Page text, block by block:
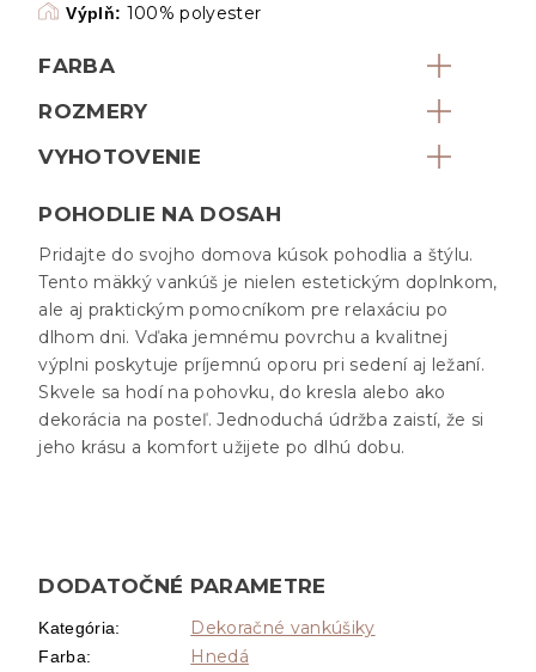
Výplň: 100% polyester
FARBA
ROZMERY
VYHOTOVENIE
POHODLIE NA DOSAH
Pridajte do svojho domova kúsok pohodlia a štýlu.
Tento mäkký vankúš je nielen estetickým doplnkom,
ale aj praktickým pomocníkom pre relaxáciu po
dlhom dni. Vďaka jemnému povrchu a kvalitnej
výplni poskytuje príjemnú oporu pri sedení aj ležaní.
Skvele sa hodí na pohovku, do kresla alebo ako
dekorácia na posteľ. Jednoduchá údržba zaistí, že si
jeho krásu a komfort užijete po dlhú dobu.
DODATOČNÉ PARAMETRE
Kategória: Dekoračné vankúšiky
Farba: Hnedá